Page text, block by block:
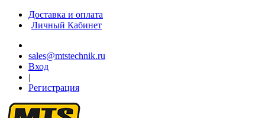
Доставка и оплата
Личный Кабинет
sales@mtstechnik.ru
Вход
|
Регистрация